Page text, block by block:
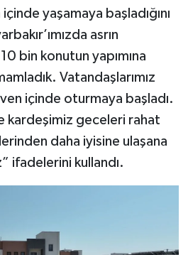
yaşamaya başladığını
asrın
bin konutun yapımına
Vatandaşlarımız
içinde oturmaya başladı.
kardeşimiz geceleri rahat
daha iyisine ulaşana
ifadelerini kullandı.